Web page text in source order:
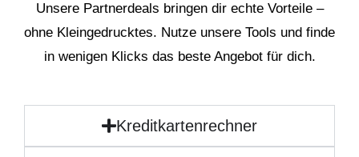
Unsere Partnerdeals bringen dir echte Vorteile –
ohne Kleingedrucktes. Nutze unsere Tools und finde
in wenigen Klicks das beste Angebot für dich.
Kreditkartenrechner